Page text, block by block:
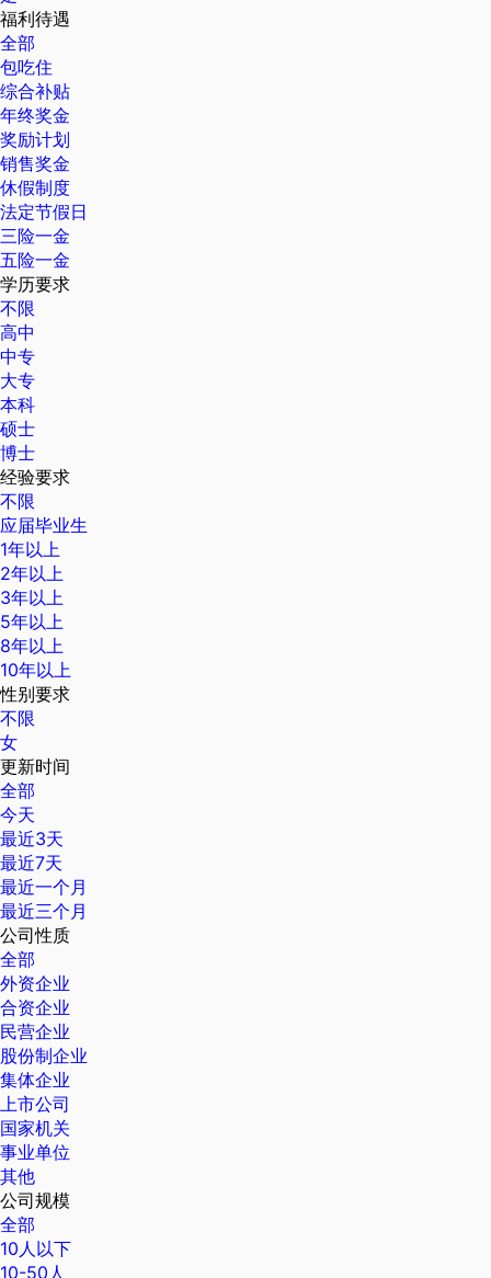
福利待遇
全部
包吃住
综合补贴
年终奖金
奖励计划
销售奖金
休假制度
法定节假日
三险一金
五险一金
学历要求
不限
高中
中专
大专
本科
硕士
博士
经验要求
不限
应届毕业生
1年以上
2年以上
3年以上
5年以上
8年以上
10年以上
性别要求
不限
女
更新时间
全部
今天
最近3天
最近7天
最近一个月
最近三个月
公司性质
全部
外资企业
合资企业
民营企业
股份制企业
集体企业
上市公司
国家机关
事业单位
其他
公司规模
全部
10人以下
10-50人